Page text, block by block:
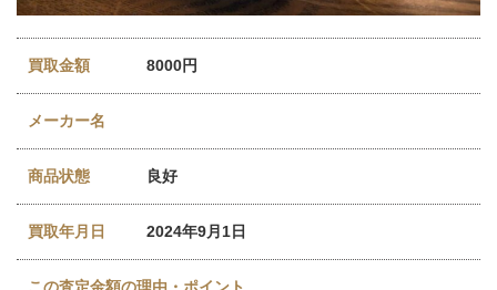
買取金額 8000円
メーカー名
商品状態 良好
買取年月日 2024年9月1日